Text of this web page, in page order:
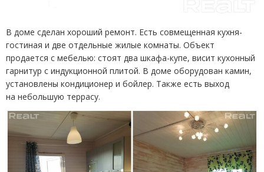
В доме сделан хороший ремонт. Есть совмещенная кухня-
гостиная и две отдельные жилые комнаты. Объект
продается с мебелью: стоят два шкафа-купе, висит кухонный
гарнитур с индукционной плитой. В доме оборудован камин,
установлены кондиционер и бойлер. Также есть выход
на небольшую террасу.